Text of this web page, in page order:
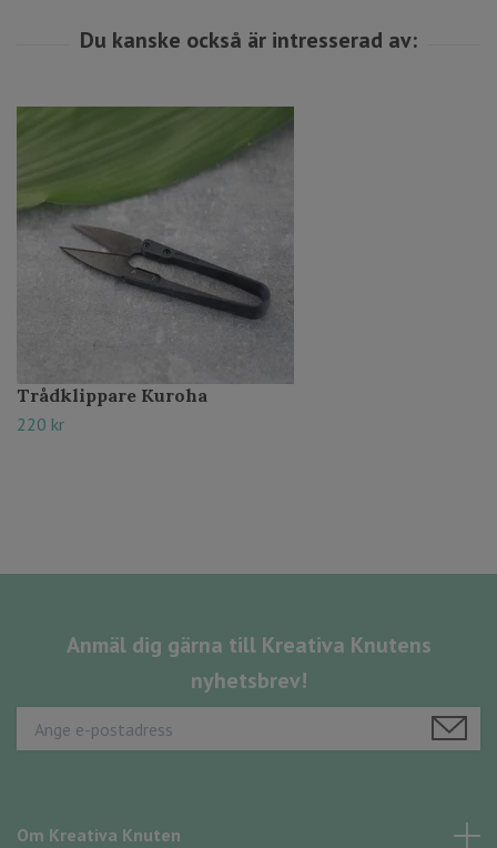
Trådklippare Kuroha
220 kr
Anmäl dig gärna till Kreativa Knutens
nyhetsbrev!
Om Kreativa Knuten